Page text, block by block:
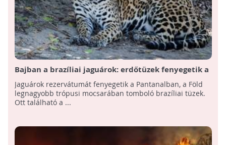
Bajban a brazíliai jaguárok: erdőtüzek fenyegetik a
pantanali rezervátumot
Jaguárok rezervátumát fenyegetik a Pantanalban, a Föld
legnagyobb trópusi mocsarában tomboló brazíliai tüzek.
Ott található a ...